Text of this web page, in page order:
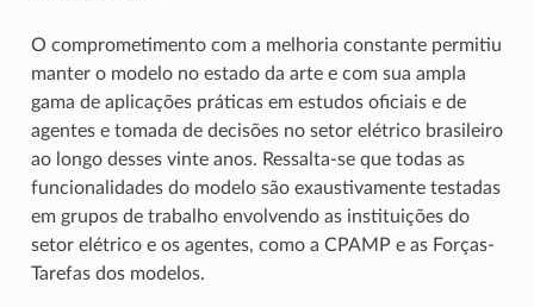
O comprometimento com a melhoria constante permitiu
manter o modelo no estado da arte e com sua ampla
gama de aplicações práticas em estudos oficiais e de
agentes e tomada de decisões no setor elétrico brasileiro
ao longo desses vinte anos. Ressalta-se que todas as
funcionalidades do modelo são exaustivamente testadas
em grupos de trabalho envolvendo as instituições do
setor elétrico e os agentes, como a CPAMP e as Forças-
Tarefas dos modelos.